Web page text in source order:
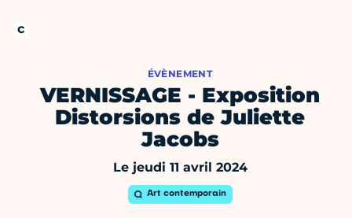
ÉVÈNEMENT
VERNISSAGE - Exposition
Distorsions de Juliette
Jacobs
Le jeudi 11 avril 2024
Art contemporain